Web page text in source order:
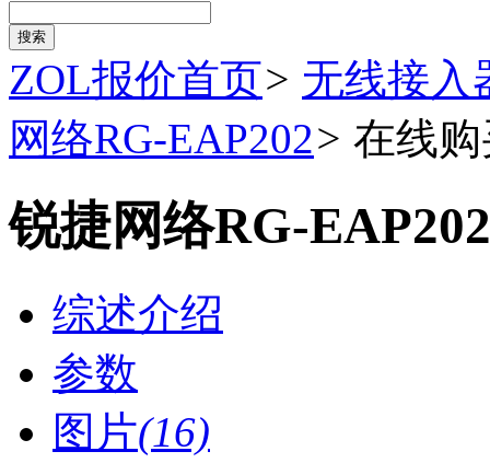
ZOL报价首页> 无线接入
网络RG-EAP202> 在线
锐捷网络RG-
综述介绍
参数
图片(16)